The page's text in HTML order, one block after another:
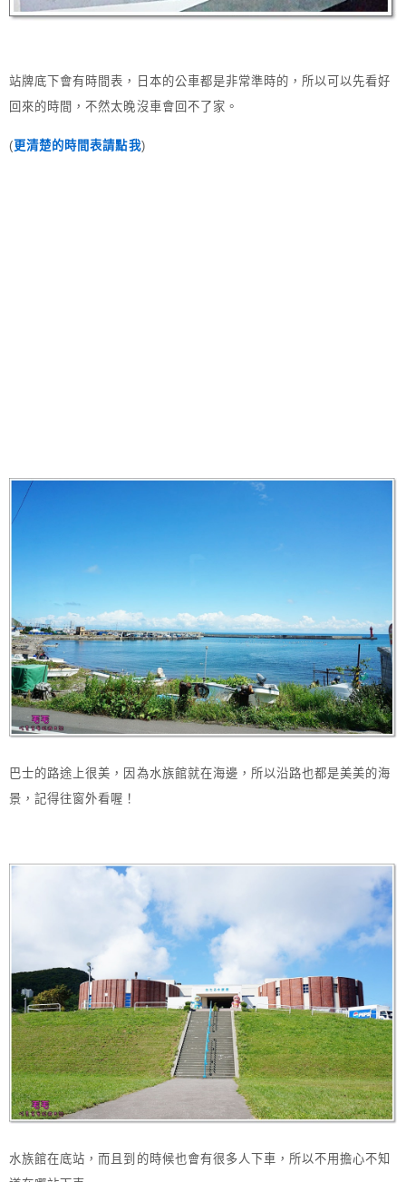
站牌底下會有時間表，日本的公車都是非常準時的，所以可以先看好
回來的時間，不然太晚沒車會回不了家。
( 更清楚的時間表請點我)
巴士的路途上很美，因為水族館就在海邊，所以沿路也都是美美的海
景，記得往窗外看喔！
水族館在底站，而且到的時候也會有很多人下車，所以不用擔心不知